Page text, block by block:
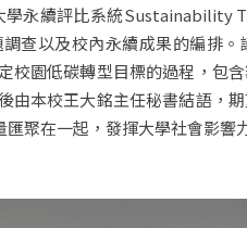
學永續評比系統Sustainability
查以及校內永續成果的編排
園低碳轉型目標的過程，包
本校王大銘主任秘書結語，
聚在一起，發揮大學社會影響